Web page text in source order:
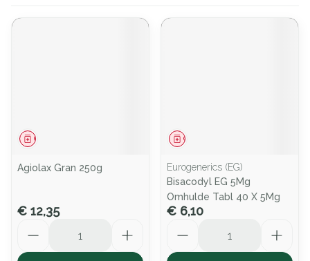
Geneesmiddel
Agiolax Gran 250g
€ 12,35
Geneesmiddel
Eurogenerics (EG)
Bisacodyl EG 5Mg
Omhulde Tabl 40 X 5Mg
€ 6,10